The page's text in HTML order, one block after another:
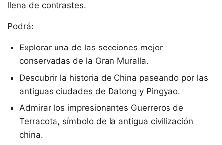
llena de contrastes.
Podrá:
Explorar una de las secciones mejor
conservadas de la Gran Muralla.
Descubrir la historia de China paseando por las
antiguas ciudades de Datong y Pingyao.
Admirar los impresionantes Guerreros de
Terracota, símbolo de la antigua civilización
china.